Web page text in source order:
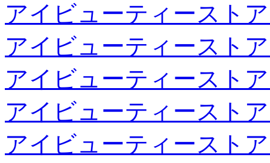
アイビューティースト
アイビューティースト
アイビューティースト
アイビューティースト
アイビューティースト